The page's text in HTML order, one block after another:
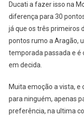
Ducati a fazer isso na
diferença para 30
já que os três primeiros
pontos rumo a Aragão,
temporada passada e é
em decida.
Muita emoção a vista,
para ninguém, apenas
preferência, na ultima